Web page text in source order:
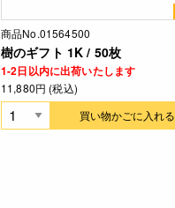
商品No.01564500
樹のギフト 1K / 50枚
1-2日以内に出荷いたします
11,880円 (税込)
買い物かごに入れる